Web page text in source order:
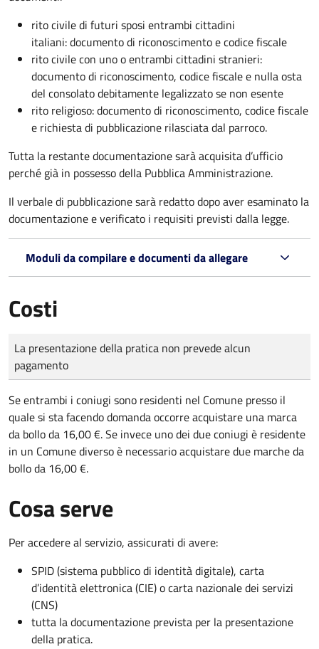
rito civile di futuri sposi entrambi cittadini
italiani: documento di riconoscimento e codice fiscale
rito civile con uno o entrambi cittadini stranieri:
documento di riconoscimento, codice fiscale e nulla osta
del consolato debitamente legalizzato se non esente
rito religioso: documento di riconoscimento, codice fiscale
e richiesta di pubblicazione rilasciata dal parroco.
Tutta la restante documentazione sarà acquisita d’ufficio
perché già in possesso della Pubblica Amministrazione.
Il verbale di pubblicazione sarà redatto dopo aver esaminato la
documentazione e verificato i requisiti previsti dalla legge.
Moduli da compilare e documenti da allegare
Costi
Tipo di pagamento
Importo
La presentazione della pratica non prevede alcun
pagamento
Se entrambi i coniugi sono residenti nel Comune presso il
quale si sta facendo domanda occorre acquistare una marca
da bollo da 16,00 €. Se invece uno dei due coniugi è residente
in un Comune diverso è necessario acquistare due marche da
bollo da 16,00 €.
Cosa serve
Per accedere al servizio, assicurati di avere:
SPID (sistema pubblico di identità digitale), carta
d’identità elettronica (CIE) o carta nazionale dei servizi
(CNS)
tutta la documentazione prevista per la presentazione
della pratica.